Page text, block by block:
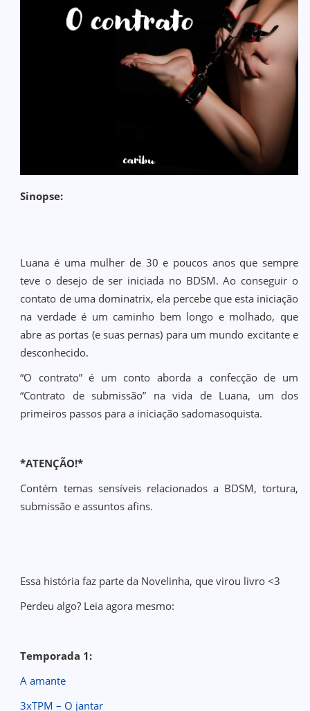
Sinopse:
Luana é uma mulher de 30 e poucos anos que sempre
teve o desejo de ser iniciada no BDSM. Ao conseguir o
contato de uma dominatrix, ela percebe que esta iniciação
na verdade é um caminho bem longo e molhado, que
abre as portas (e suas pernas) para um mundo excitante e
desconhecido.
“O contrato” é um conto aborda a confecção de um
“Contrato de submissão” na vida de Luana, um dos
primeiros passos para a iniciação sadomasoquista.
*ATENÇÃO!*
Contém temas sensíveis relacionados a BDSM, tortura,
submissão e assuntos afins.
Essa história faz parte da Novelinha, que virou livro <3
Perdeu algo? Leia agora mesmo:
Temporada 1:
A amante
3xTPM – O jantar